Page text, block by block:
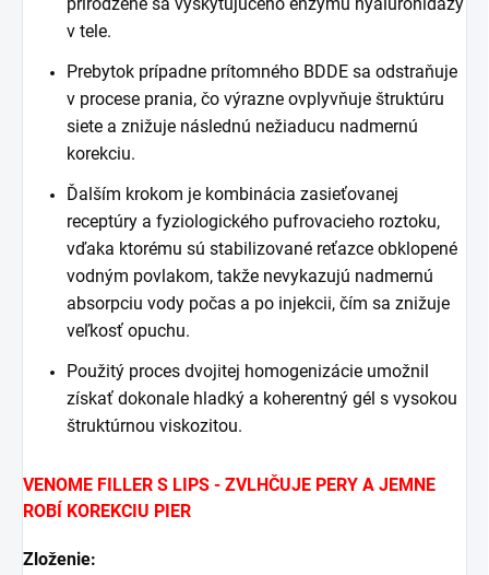
prirodzene sa vyskytujúceho enzýmu hyaluronidázy
v tele.
Prebytok prípadne prítomného BDDE sa odstraňuje
v procese prania, čo výrazne ovplyvňuje štruktúru
siete a znižuje následnú nežiaducu nadmernú
korekciu.
Ďalším krokom je kombinácia zasieťovanej
receptúry a fyziologického pufrovacieho roztoku,
vďaka ktorému sú stabilizované reťazce obklopené
vodným povlakom, takže nevykazujú nadmernú
absorpciu vody počas a po injekcii, čím sa znižuje
veľkosť opuchu.
Použitý proces dvojitej homogenizácie umožnil
získať dokonale hladký a koherentný gél s vysokou
štruktúrnou viskozitou.
VENOME FILLER S LIPS - ZVLHČUJE PERY A JEMNE
ROBÍ KOREKCIU PIER
Zloženie: